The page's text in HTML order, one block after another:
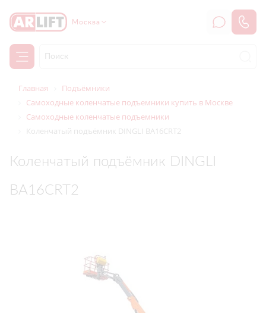
Москва
Главная
Подъёмники
Самоходные коленчатые подъемники купить в Москве
Самоходные коленчатые подъемники
Коленчатый подъёмник DINGLI BA16CRT2
Коленчатый подъёмник DINGLI
BA16CRT2